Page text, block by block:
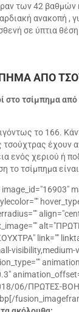
των 42 βαθμών
ανακοπή ,
σε ύπτια
ΑΠΟ
στο τσίμπημα
το 166.
τσούχτρας έχουν
ενός χεριού ή
το τσίμπημα
link=""
06/ΠΡΩΤΕΣ-